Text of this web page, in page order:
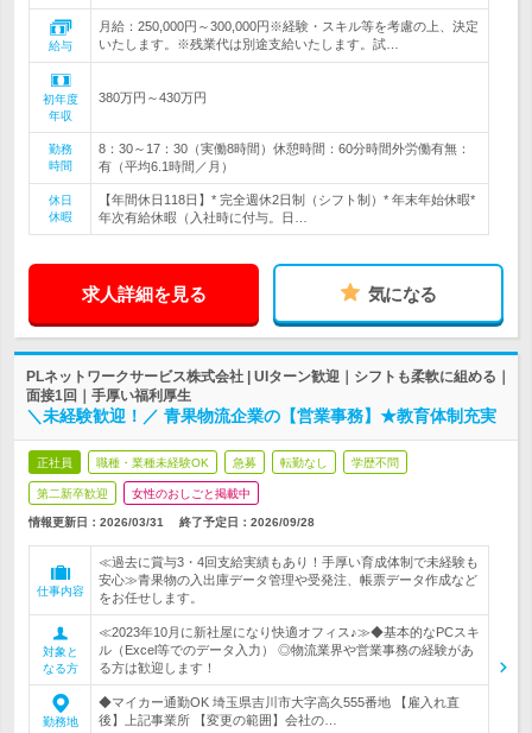
給与
月給：250,000円～300,000円※経験・スキル等を考慮の上、決定
いたします。※残業代は別途支給いたします。試…
初年度
年収
380万円～430万円
勤務
時間
8：30～17：30（実働8時間）休憩時間：60分時間外労働有無：
有（平均6.1時間／月）
休日
休暇
【年間休日118日】* 完全週休2日制（シフト制）* 年末年始休暇*
年次有給休暇（入社時に付与。日…
求人詳細を見る 気になる
PLネットワークサービス株式会社 | UIターン歓迎｜シフトも柔軟に組める｜
面接1回｜手厚い福利厚生
＼未経験歓迎！／ 青果物流企業の【営業事務】★教育体制充実
正社員 職種・業種未経験OK 急募 転勤なし 学歴不問
第二新卒歓迎 女性のおしごと掲載中
情報更新日：2026/03/31 終了予定日： 2026/09/28
仕事内容
≪過去に賞与3・4回支給実績もあり！手厚い育成体制で未経験も
安心≫青果物の入出庫データ管理や受発注、帳票データ作成など
をお任せします。
対象と
なる方
≪2023年10月に新社屋になり快適オフィス♪≫◆基本的なPCスキ
ル（Excel等でのデータ入力） ◎物流業界や営業事務の経験があ
る方は歓迎します！
勤務地
◆マイカー通勤OK 埼玉県吉川市大字高久555番地 【雇入れ直
後】上記事業所 【変更の範囲】会社の…